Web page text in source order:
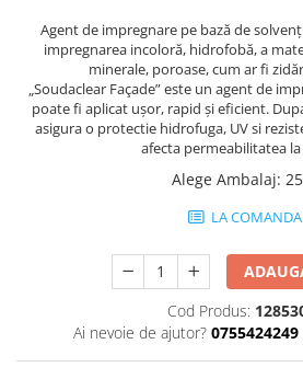
Gips Carton
Șuruburi Gips Carton
Piese pentru CD si UA
Benzi Gips Carton
Dibluri Gips Carton
Ipsos îmbinare Gips Carton
Acoperiri Elastice, Textile și din
Adezivi Acoperiri Elastice și Textile
Adezivi Parchet și Lemn
Agent de impregnare pe bază de
impregnarea incoloră, hidrofobă, a
minerale, poroase, cum ar fi
„Soudaclear Façade” este un agent de
poate fi aplicat ușor, rapid și eficient.
asigura o protectie hidrofuga, UV si
afecta permeabilitatea
Alege Ambalaj:
LA COMANDA
Cod Produs:
Ai nevoie de ajutor? 0755424249